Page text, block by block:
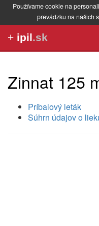
Používame cookie na
prevádzku na našich
+ ipil.sk
Zinnat 125
Príbalový leták
Súhrn údajov o